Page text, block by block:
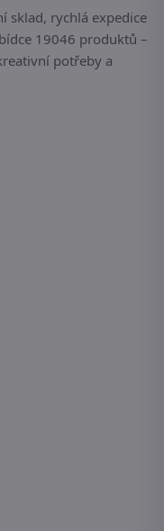
sklad, rychlá expedice
19046 produktů –
potřeby a